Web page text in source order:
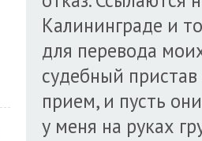
Калининграде и
для перевода
судебный
прием, и пусть
у меня на руках